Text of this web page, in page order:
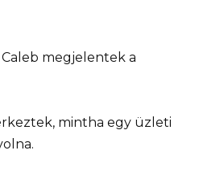
megjelentek a
mintha egy üzleti